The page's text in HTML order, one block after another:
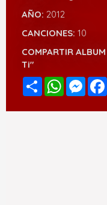
AÑO: 2012
CANCIONES: 10
COMPARTIR
Ti"
Compartir
WhatsApp